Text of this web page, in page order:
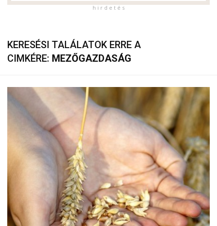
h i r d e t é s
KERESÉSI TALÁLATOK ERRE A
CIMKÉRE: MEZŐGAZDASÁG